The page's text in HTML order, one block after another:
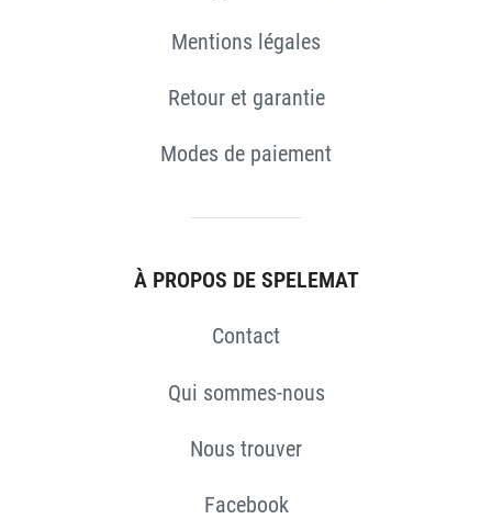
Mentions légales
Retour et garantie
Modes de paiement
À PROPOS DE SPELEMAT
Contact
Qui sommes-nous
Nous trouver
Facebook